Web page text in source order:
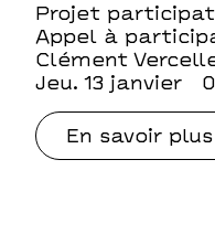
Projet
Appel à
Clément
jeu. 13 janvier
En savoir plus